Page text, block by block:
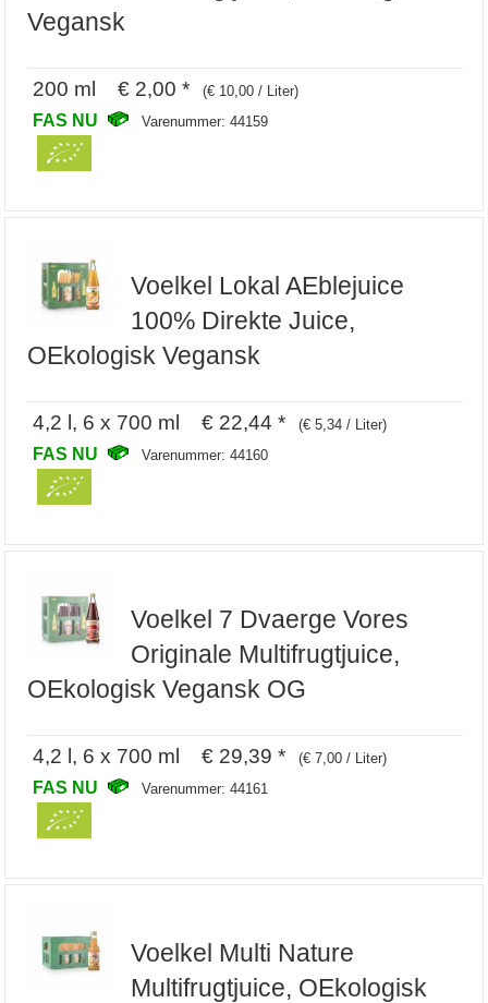
Vegansk
200 ml € 2,00 * (€ 10,00 / Liter)
FAS NU Varenummer: 44159
Voelkel Lokal AEblejuice
100% Direkte Juice,
OEkologisk Vegansk
4,2 l, 6 x 700 ml € 22,44 * (€ 5,34 / Liter)
FAS NU Varenummer: 44160
Voelkel 7 Dvaerge Vores
Originale Multifrugtjuice,
OEkologisk Vegansk OG
4,2 l, 6 x 700 ml € 29,39 * (€ 7,00 / Liter)
FAS NU Varenummer: 44161
Voelkel Multi Nature
Multifrugtjuice, OEkologisk